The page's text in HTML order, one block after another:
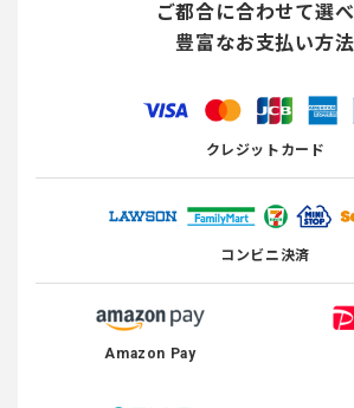
ご都合に合わせて選
豊富なお支払い方法
クレジットカード
コンビニ決済
Amazon Pay